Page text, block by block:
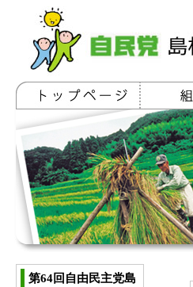
第64回自由民主党島